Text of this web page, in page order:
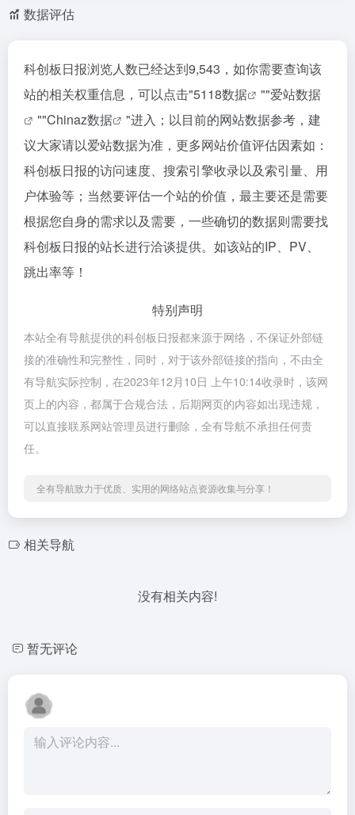
数据评估
科创板日报浏览人数已经达到9,543，如你需要查询该
站的相关权重信息，可以点击"5118数据 ""爱站数据
""Chinaz数据
"进入；以目前的网站数据参考，建
议大家请以爱站数据为准，更多网站价值评估因素如：
科创板日报的访问速度、搜索引擎收录以及索引量、用
户体验等；当然要评估一个站的价值，最主要还是需要
根据您自身的需求以及需要，一些确切的数据则需要找
科创板日报的站长进行洽谈提供。如该站的IP、PV、
跳出率等！
特别声明
本站全有导航提供的科创板日报都来源于网络，不保证外部链
接的准确性和完整性，同时，对于该外部链接的指向，不由全
有导航实际控制，在2023年12月10日 上午10:14收录时，该网
页上的内容，都属于合规合法，后期网页的内容如出现违规，
可以直接联系网站管理员进行删除，全有导航不承担任何责
任。
全有导航致力于优质、实用的网络站点资源收集与分享！
相关导航
没有相关内容!
暂无评论